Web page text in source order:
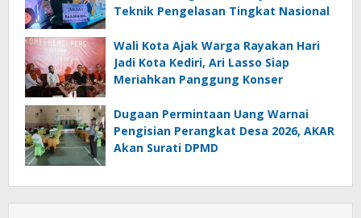
Teknik Pengelasan Tingkat Nasional
Wali Kota Ajak Warga Rayakan Hari
Jadi Kota Kediri, Ari Lasso Siap
Meriahkan Panggung Konser
Dugaan Permintaan Uang Warnai
Pengisian Perangkat Desa 2026, AKAR
Akan Surati DPMD